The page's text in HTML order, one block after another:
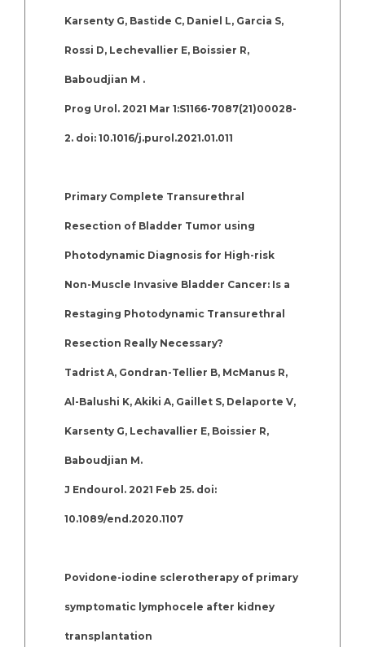
Karsenty G, Bastide C, Daniel L, Garcia S,
Rossi D, Lechevallier E, Boissier R,
Baboudjian M .
Prog Urol. 2021 Mar 1:S1166-7087(21)00028-
2. doi: 10.1016/j.purol.2021.01.011
Primary Complete Transurethral
Resection of Bladder Tumor using
Photodynamic Diagnosis for High-risk
Non-Muscle Invasive Bladder Cancer: Is a
Restaging Photodynamic Transurethral
Resection Really Necessary?
Tadrist A, Gondran-Tellier B, McManus R,
Al-Balushi K, Akiki A, Gaillet S, Delaporte V,
Karsenty G, Lechavallier E, Boissier R,
Baboudjian M.
J Endourol. 2021 Feb 25. doi:
10.1089/end.2020.1107
Povidone-iodine sclerotherapy of primary
symptomatic lymphocele after kidney
transplantation